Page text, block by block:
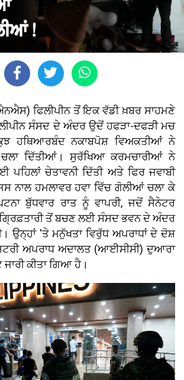
ਫਿਲੀਪੀਨ ਤੋਂ ਇਕ ਵੱਡੀ ਖ਼ਬਰ ਸਾਹਮਣੇ
ਸੰਸਦ ਦੇ ਅੰਦਰ ਉਦੋਂ ਹਫੜਾ-ਦਫੜੀ ਮਚ
ਹਥਿਆਰਬੰਦ ਨਕਾਬਪੋਸ਼ ਵਿਅਕਤੀਆਂ ਨੇ
ਦਿੱਤੀਆਂ। ਸੁਰੱਖਿਆ ਕਰਮਚਾਰੀਆਂ ਨੇ
ਚੇਤਾਵਨੀ ਦਿੱਤੀ ਅਤੇ ਫਿਰ ਜਵਾਬੀ
ਨਾਲ ਹਮਲਾਵਰ ਹਵਾ ਵਿੱਚ ਗੋਲੀਆਂ ਚਲਾ ਕੇ
ਬੁੱਧਵਾਰ ਰਾਤ ਨੂੰ ਵਾਪਰੀ, ਜਦੋਂ ਸੈਨੇਟਰ
ਗ੍ਰਿਫ਼ਤਾਰੀ ਤੋਂ ਬਚਣ ਲਈ ਸੰਸਦ ਭਵਨ ਦੇ ਅੰਦਰ
'ਤੇ ਮਨੁੱਖਤਾ ਵਿਰੁੱਧ ਅਪਰਾਧਾਂ ਦੇ ਦੋਸ਼
ਅਪਰਾਧ ਅਦਾਲਤ (ਆਈਸੀਸੀ) ਦੁਆਰਾ
ਜਾਰੀ ਕੀਤਾ ਗਿਆ ਹੈ।